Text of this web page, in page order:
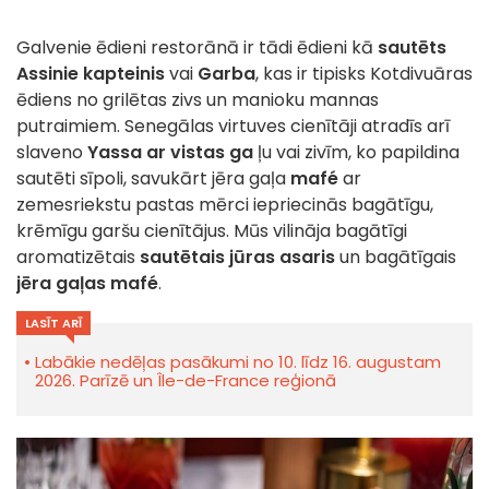
Galvenie ēdieni restorānā ir tādi ēdieni kā sautēts
Assinie kapteinisvai Garba, kas ir tipisks Kotdivuāras
ēdiens no grilētas zivs un manioku mannas
putraimiem. Senegālas virtuves cienītāji atradīs arī
slaveno Yassa ar vistas ga ļu vai zivīm, ko papildina
sautēti sīpoli, savukārt jēra gaļa maféar
zemesriekstu pastas mērci iepriecinās bagātīgu,
krēmīgu garšu cienītājus. Mūs vilināja bagātīgi
aromatizētais sautētais jūras asarisun bagātīgais
jēra gaļas mafé.
LASĪT ARĪ
Labākie nedēļas pasākumi no 10. līdz 16. augustam
2026. Parīzē un Île-de-France reģionā